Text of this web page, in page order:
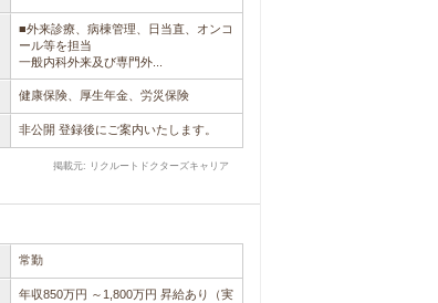
■外来診療、病棟管理、日当直、オンコ
ール等を担当
一般内科外来及び専門外...
健康保険、厚生年金、労災保険
非公開 登録後にご案内いたします。
掲載元: リクルートドクターズキャリア
常勤
年収850万円 ～1,800万円 昇給あり（実